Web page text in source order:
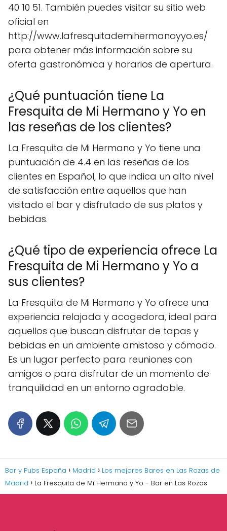
40 10 51. También puedes visitar su sitio web
oficial en
http://www.lafresquitademihermanoyyo.es/
para obtener más información sobre su
oferta gastronómica y horarios de apertura.
¿Qué puntuación tiene La
Fresquita de Mi Hermano y Yo en
las reseñas de los clientes?
La Fresquita de Mi Hermano y Yo tiene una
puntuación de 4.4 en las reseñas de los
clientes en Español, lo que indica un alto nivel
de satisfacción entre aquellos que han
visitado el bar y disfrutado de sus platos y
bebidas.
¿Qué tipo de experiencia ofrece La
Fresquita de Mi Hermano y Yo a
sus clientes?
La Fresquita de Mi Hermano y Yo ofrece una
experiencia relajada y acogedora, ideal para
aquellos que buscan disfrutar de tapas y
bebidas en un ambiente amistoso y cómodo.
Es un lugar perfecto para reuniones con
amigos o para disfrutar de un momento de
tranquilidad en un entorno agradable.
Bar y Pubs España Madrid
Los mejores Bares en Las Rozas de
Madrid
La Fresquita de Mi Hermano y Yo - Bar en Las Rozas